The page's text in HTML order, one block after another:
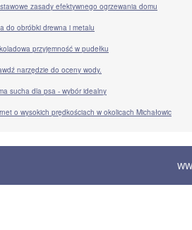
zasady efektywnego ogrzewania domu
do obróbki drewna i metalu
przyjemność w pudełku
narzędzie do oceny wody.
sucha dla psa - wybór idealny
o wysokich prędkościach w okolicach Michałowic